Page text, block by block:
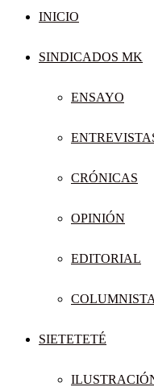
INICIO
SINDICADOS MK
ENSAYO
CRÓNICAS
OPINIÓN
EDITORIAL
SIETETETÉ